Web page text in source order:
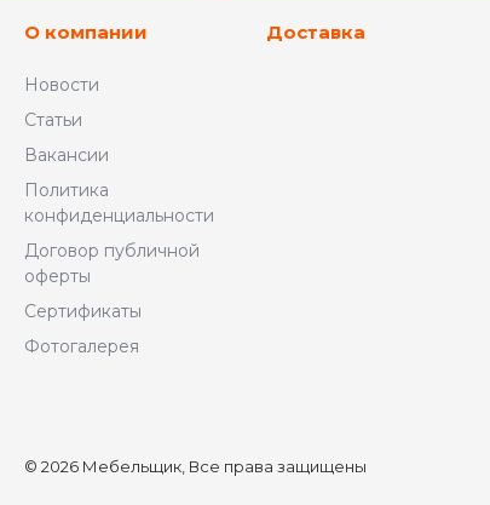
О компании
Новости
Статьи
Вакансии
Политика
конфиденциальности
Договор публичной
оферты
Сертификаты
Фотогалерея
Доставка
© 2026 Мебельщик, Все права защищены